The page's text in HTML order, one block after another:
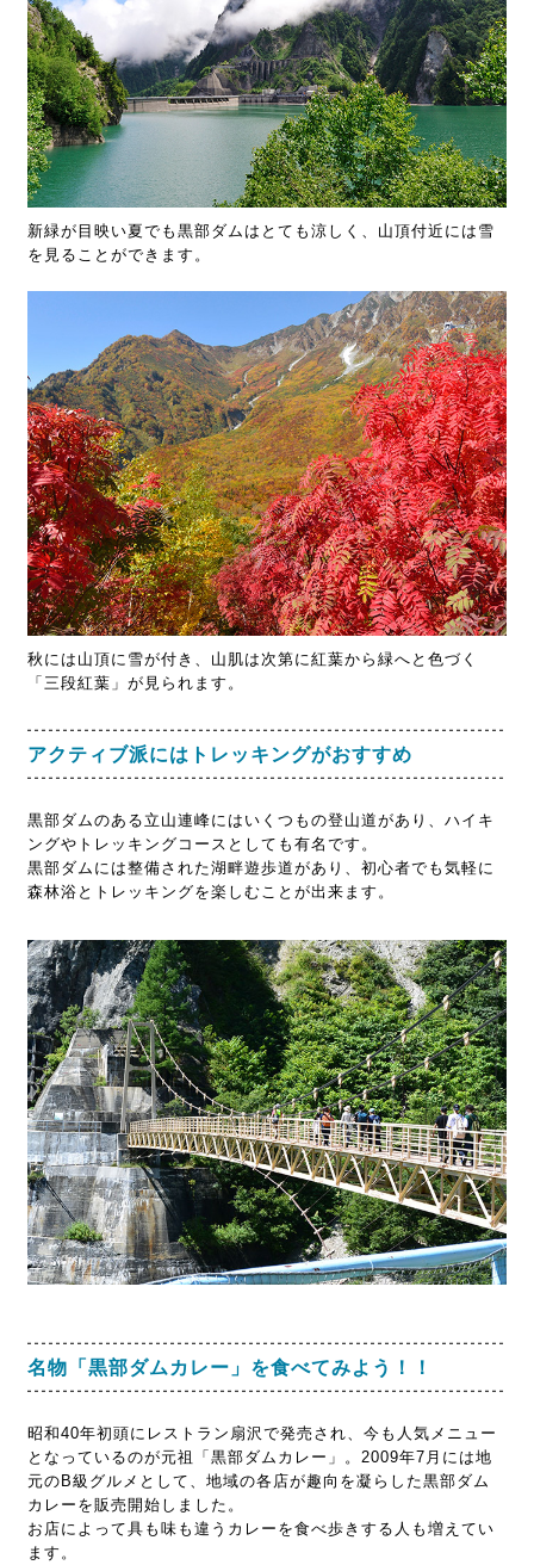
新緑が目映い夏でも黒部ダムはとても涼しく、山頂付近には雪
を見ることができます。
秋には山頂に雪が付き、山肌は次第に紅葉から緑へと色づく
「三段紅葉」が見られます。
アクティブ派にはトレッキングがおすすめ
黒部ダムのある立山連峰にはいくつもの登山道があり、ハイキ
ングやトレッキングコースとしても有名です。
黒部ダムには整備された湖畔遊歩道があり、初心者でも気軽に
森林浴とトレッキングを楽しむことが出来ます。
名物「黒部ダムカレー」を食べてみよう！！
昭和40年初頭にレストラン扇沢で発売され、今も人気メニュー
となっているのが元祖「黒部ダムカレー」。2009年7月には地
元のB級グルメとして、地域の各店が趣向を凝らした黒部ダム
カレーを販売開始しました。
お店によって具も味も違うカレーを食べ歩きする人も増えてい
ます。